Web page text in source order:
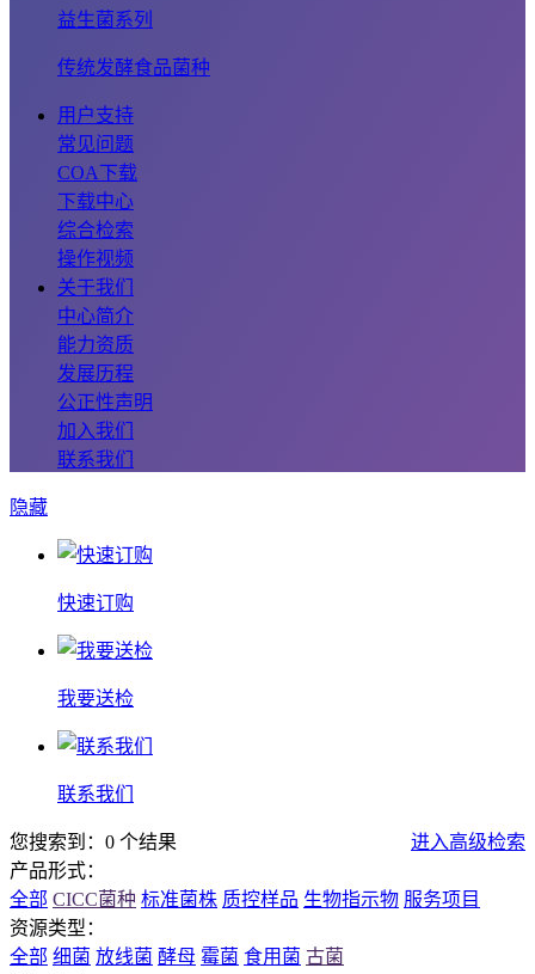
益生菌系列
传统发酵食品菌种
用户支持
常见问题
COA下载
下载中心
综合检索
操作视频
关于我们
中心简介
能力资质
发展历程
公正性声明
加入我们
联系我们
隐藏
快速订购
我要送检
联系我们
您搜索到：0 个结果
进入高级检索
产品形式：
全部 CICC菌种 标准菌株 质控样品 生物指示物 服务项目
资源类型：
全部 细菌 放线菌 酵母 霉菌 食用菌 古菌